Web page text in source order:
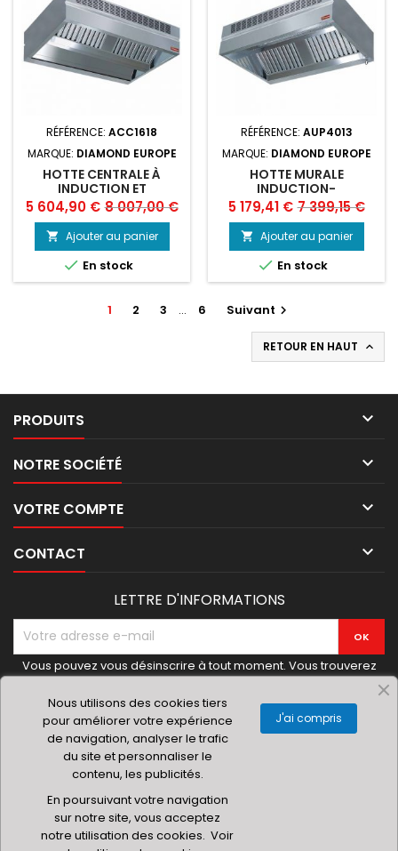
RÉFÉRENCE: ACC1618
MARQUE: DIAMOND EUROPE
HOTTE CENTRALE À
INDUCTION ET
COMPENSATION
"AMBIANCE"
Prix
5 604,90 € Prix
de
base
8 007,00 €
 Ajouter au panier
 En stock
RÉFÉRENCE: AUP4013
MARQUE: DIAMOND EUROPE
HOTTE MURALE
INDUCTION-
COMPENSATION
Prix
5 179,41 € Prix
de
base
7 399,15 €
 Ajouter au panier
 En stock
1 2 3 … 6 Suivant 
RETOUR EN HAUT 
PRODUITS 
NOTRE SOCIÉTÉ 
VOTRE COMPTE 
CONTACT 
LETTRE D'INFORMATIONS
Vous pouvez vous désinscrire à tout moment. Vous trouverez
pour cela nos informations de contact dans les conditions
d'utilisation du site.
© 2019 Materielhoreca.com | Gingenroots SRL
Nous utilisons des cookies tiers
pour améliorer votre expérience
de navigation, analyser le trafic
du site et personnaliser le
contenu, les publicités.
En poursuivant votre navigation
sur notre site, vous acceptez
notre utilisation des cookies. Voir
J'ai compris